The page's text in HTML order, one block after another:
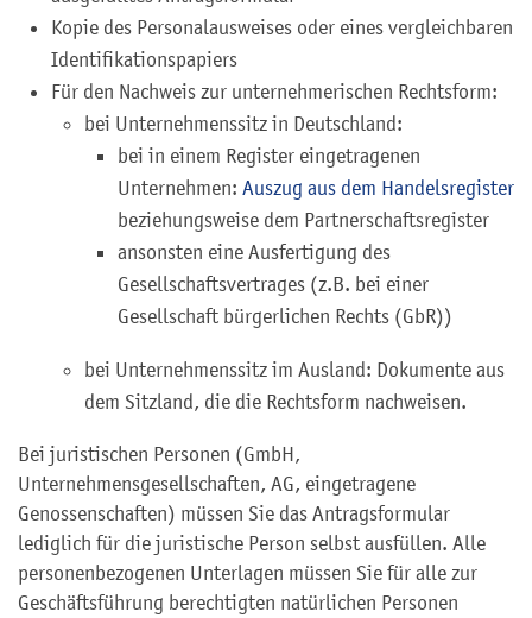
Kopie des Personalausweises oder eines vergleichbaren
Identifikationspapiers
Für den Nachweis zur unternehmerischen Rechtsform:
bei Unternehmenssitz in Deutschland:
bei in einem Register eingetragenen
Unternehmen: Auszug aus dem Handelsregister
beziehungsweise dem Partnerschaftsregister
ansonsten eine Ausfertigung des
Gesellschaftsvertrages (z.B. bei einer
Gesellschaft bürgerlichen Rechts (GbR))
bei Unternehmenssitz im Ausland: Dokumente aus
dem Sitzland, die die Rechtsform nachweisen.
Bei juristischen Personen (GmbH,
Unternehmensgesellschaften, AG, eingetragene
Genossenschaften) müssen Sie das Antragsformular
lediglich für die juristische Person selbst ausfüllen. Alle
personenbezogenen Unterlagen müssen Sie für alle zur
Geschäftsführung berechtigten natürlichen Personen